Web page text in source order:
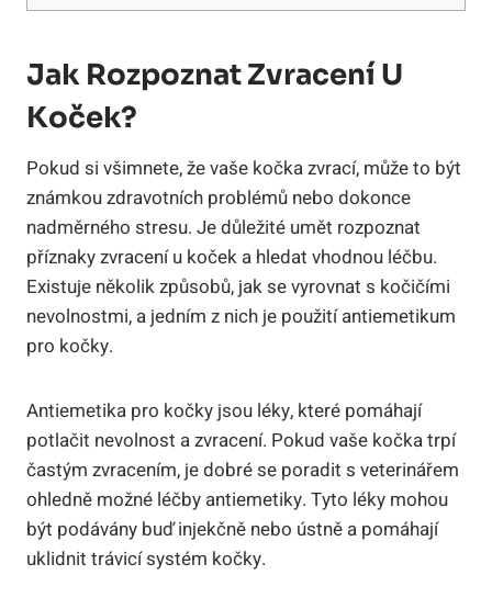
Jak Rozpoznat Zvracení U
Koček?
Pokud si všimnete, že vaše kočka zvrací, může to být
známkou zdravotních problémů nebo dokonce
nadměrného stresu. Je důležité umět rozpoznat
příznaky zvracení u koček a hledat vhodnou léčbu.
Existuje několik způsobů, jak se vyrovnat s kočičími
nevolnostmi, a jedním z nich je použití antiemetikum
pro kočky.
Antiemetika pro kočky jsou léky, které pomáhají
potlačit nevolnost a zvracení. Pokud vaše kočka trpí
častým zvracením, je dobré se poradit s veterinářem
ohledně možné léčby antiemetiky. Tyto léky mohou
být podávány buď injekčně nebo ústně a pomáhají
uklidnit trávicí systém kočky.